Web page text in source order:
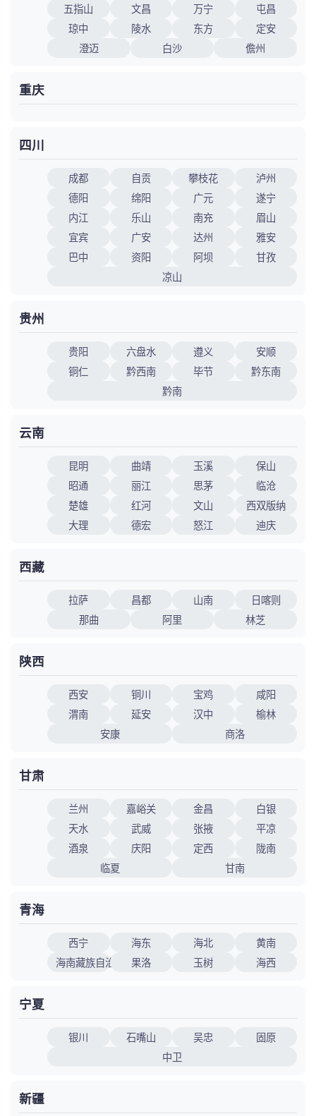
五指山
文昌 万宁
屯昌
琼中
陵水 东方
定安
澄迈
白沙 儋州
重庆
四川
成都 自贡 攀枝花
泸州
德阳
绵阳 广元
遂宁
内江
乐山 南充
眉山
宜宾
广安 达州
雅安
巴中
资阳 阿坝
甘孜
凉山
贵州
贵阳 六盘水 遵义
安顺
铜仁
黔西南 毕节
黔东南
黔南
云南
昆明 曲靖 玉溪
保山
昭通
丽江 思茅
临沧
楚雄
红河 文山
西双版纳
大理
德宏 怒江 迪庆
西藏
拉萨 昌都 山南
日喀则
那曲
阿里 林芝
陕西
西安 铜川 宝鸡
咸阳
渭南
延安 汉中
榆林
安康
商洛
甘肃
兰州 嘉峪关 金昌
白银
天水
武威 张掖
平凉
酒泉
庆阳 定西
陇南
临夏
甘南
青海
西宁 海东 海北
黄南
海南藏族自治州
果洛 玉树 海西
宁夏
银川 石嘴山 吴忠
固原
中卫
新疆